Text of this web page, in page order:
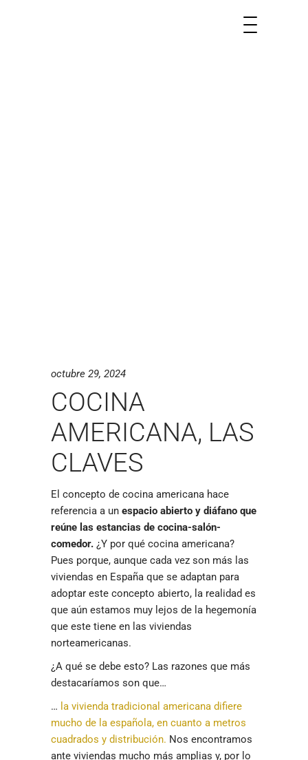
octubre 29, 2024
COCINA
AMERICANA, LAS
CLAVES
El concepto de cocina americana hace
referencia a un espacio abierto y diáfano que
reúne las estancias de cocina-salón-
comedor. ¿Y por qué cocina americana?
Pues porque, aunque cada vez son más las
viviendas en España que se adaptan para
adoptar este concepto abierto, la realidad es
que aún estamos muy lejos de la hegemonía
que este tiene en las viviendas
norteamericanas.
¿A qué se debe esto? Las razones que más
destacaríamos son que…
… la vivienda tradicional americana difiere
mucho de la española, en cuanto a metros
cuadrados y distribución. Nos encontramos
ante viviendas mucho más amplias y, por lo